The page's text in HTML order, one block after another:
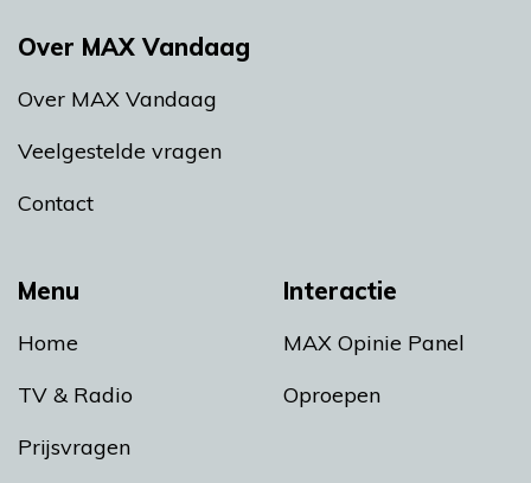
Menu
Home
TV & Radio
Prijsvragen
Interactie
MAX Opinie Panel
Oproepen
Over MAX Vandaag
Over MAX Vandaag
Veelgestelde vragen
Contact